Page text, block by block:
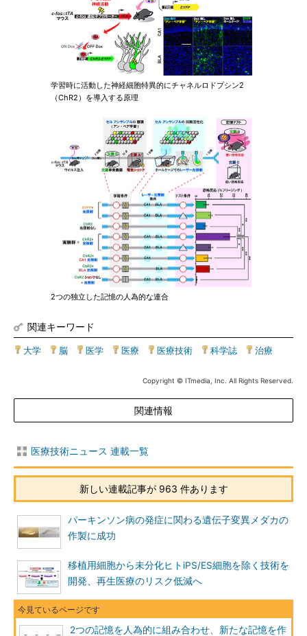
学習時に活動した神経細胞特異的にチャネルロドプシン2
（ChR2）を導入する原理
2つの独立した記憶の人為的な連合
関連キーワード
大学 脳 医学 医療 医療技術 科学誌 治療
Copyright © ITmedia, Inc. All Rights Reserved.
関連情報
医療技術ニュース 連載一覧
新しい連載記事が 963 件あります
パーキンソン病の発症に関わる遺伝子変異メダカの
作製に成功
移植用細胞から未分化ヒトiPS/ES細胞を除く技術を
開発、再生医療のリスク低減へ
2つの記憶を人為的に組み合わせ、新たな記憶を作